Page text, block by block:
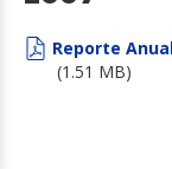
Reporte
(1.51 MB)